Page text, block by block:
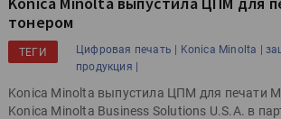
тонером
ТЕГИ Цифровая печать | Konica Minolta |
продукция |
Konica Minolta выпустила ЦПМ для печати
Konica Minolta Business Solutions U.S.A. в